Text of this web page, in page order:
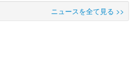
ニュースを全て見る >>